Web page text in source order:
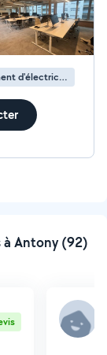
Raccordement d'électricité
Antony (92)